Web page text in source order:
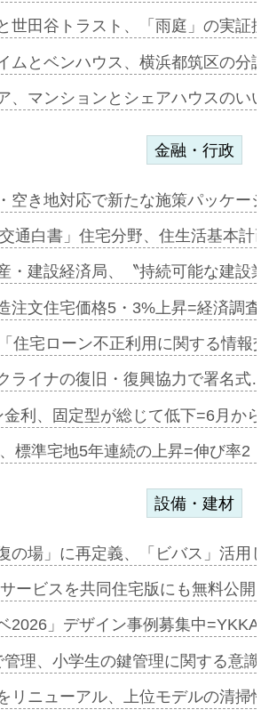
世田谷トラスト、「雨庭」の実
ムとベンハウス、横浜都筑区の
、マンションとシェアハウスの
金融・行政
空き地対応で新たな施策パッケ
交通白書」住宅分野、住生活基本
・建設経済局、〝持続可能な建
注文住宅価格5・3%上昇=経済調
住宅ローン不正利用に関する情
ライナの復旧・復興協力で署名
金利、固定型が総じて低下=6月か
標準宅地5年連続の上昇=伸び率
設備・建材
の場」に再定義、「ビバス」活
ービスを共同住宅版にも無料公
2026」デザイン事例募集中
管理、小学生の鍵管理に関する意
リニューアル、上位モデルの清